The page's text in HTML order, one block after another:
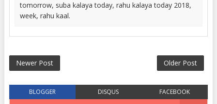
tomorrow, suba kalaya today, rahu kalaya today 2018,
week, rahu kaal.
Newer Post Older Post
BLOGGER DISQUS FACEBOOK